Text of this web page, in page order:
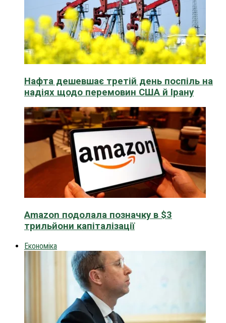
Нафта дешевшає третій день поспіль на
надіях щодо перемовин США й Ірану
Amazon подолала позначку в $3
трильйони капіталізації
Економіка